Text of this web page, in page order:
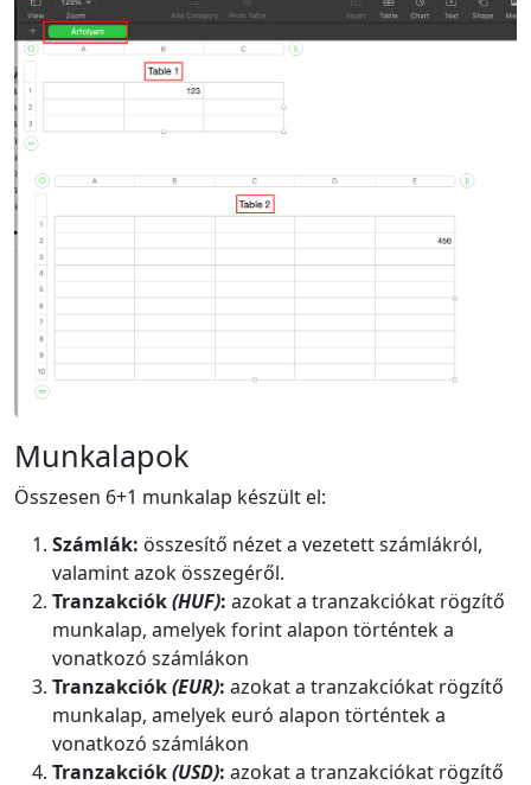
Munkalapok
Összesen 6+1 munkalap készült el:
Számlák: összesítő nézet a vezetett számlákról,
valamint azok összegéről.
Tranzakciók(HUF): azokat a tranzakciókat rögzítő
munkalap, amelyek forint alapon történtek a
vonatkozó számlákon
Tranzakciók(EUR): azokat a tranzakciókat rögzítő
munkalap, amelyek euró alapon történtek a
vonatkozó számlákon
Tranzakciók(USD): azokat a tranzakciókat rögzítő